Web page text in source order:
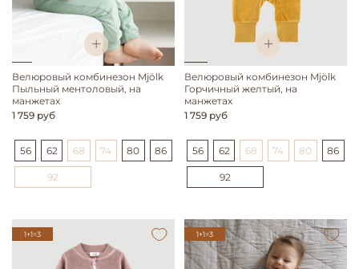
Велюровый комбинезон Mjölk
Пыльный ментоловый, на
манжетах
1 759 руб
56 62 68 74 80 86
92
Велюровый комбинезон Mjölk
Горчичный желтый, на
манжетах
1 759 руб
56 62 68 74 80 86
92
1+1=3 1+1=3